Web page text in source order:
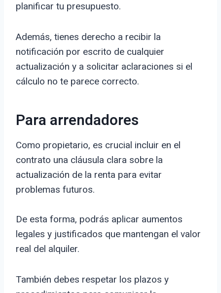
planificar tu presupuesto.
Además, tienes derecho a recibir la
notificación por escrito de cualquier
actualización y a solicitar aclaraciones si el
cálculo no te parece correcto.
Para arrendadores
Como propietario, es crucial incluir en el
contrato una cláusula clara sobre la
actualización de la renta para evitar
problemas futuros.
De esta forma, podrás aplicar aumentos
legales y justificados que mantengan el valor
real del alquiler.
También debes respetar los plazos y